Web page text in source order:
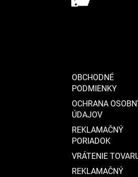
OBCHODNÉ
PODMIENKY
OCHRANA
ÚDAJOV
REKLAMAČNÝ
PORIADOK
VRÁTENIE
REKLAMAČNÝ